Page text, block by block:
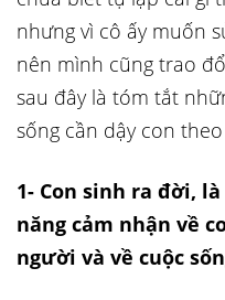
nhưng vì cô ấy muốn
nên mình cũng trao
sau đây là tóm tắt
sống cần dậy con
1- Con sinh ra đời,
năng cảm nhận về
người và về cuộc